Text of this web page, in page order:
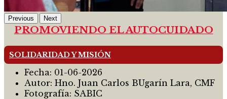
Previous Next
PROMOVIENDO EL AUTOCUIDADO
SOLIDARIDAD Y MISIÓN
Fecha: 01-06-2026
Autor: Hno. Juan Carlos BUgarín Lara, CMF
Fotografía: SABIC